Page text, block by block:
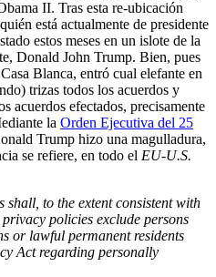
II. Tras esta re-ubicación
está actualmente de presidente
estos meses en un islote de la
Donald John Trump. Bien, pues
Blanca, entró cual elefante en
trizas todos los acuerdos y
acuerdos efectados, precisamente
la Orden Ejecutiva del 25
Trump hizo una magulladura,
se refiere, en todo el EU-U.S.
to the extent consistent with
policies exclude persons
or lawful permanent residents
Act regarding personally